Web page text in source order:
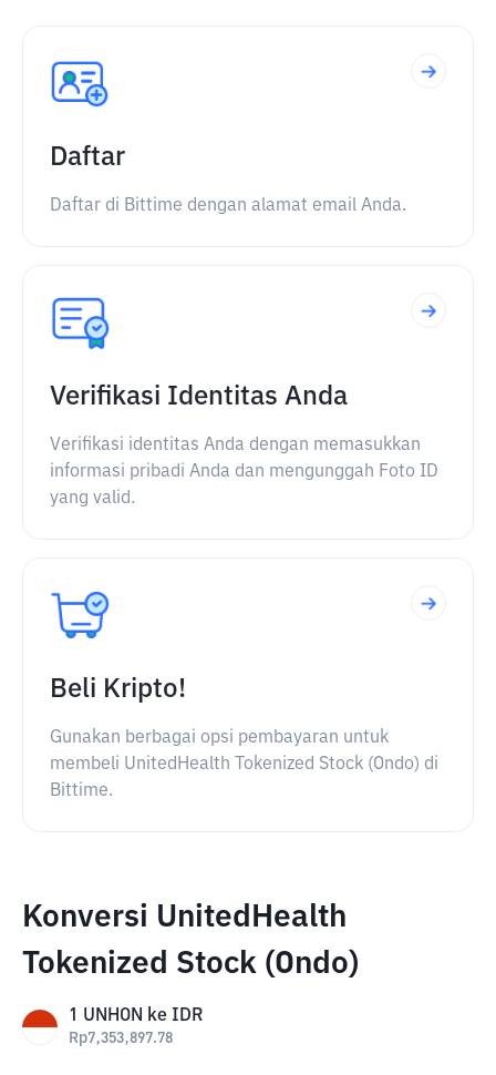
Daftar
Daftar di Bittime dengan alamat email Anda.
Verifikasi Identitas Anda
Verifikasi identitas Anda dengan memasukkan
informasi pribadi Anda dan mengunggah Foto ID
yang valid.
Beli Kripto!
Gunakan berbagai opsi pembayaran untuk
membeli UnitedHealth Tokenized Stock (Ondo) di
Bittime.
Konversi UnitedHealth
Tokenized Stock (Ondo)
1 UNHON ke IDR
Rp7,353,897.78